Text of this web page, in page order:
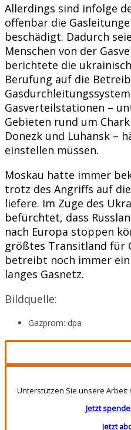
Allerdings sind infolge
offenbar die
beschädigt. Dadurch
Menschen von der
berichtete die
Berufung auf die
Gasverteilstationen –
Gebieten rund um
Donezk und Luhansk –
einstellen müssen.
Moskau hatte immer
trotz des Angriffs auf
liefere. Im Zuge des
befürchtet, dass
nach Europa stoppen
größtes Transitland für
betreibt noch immer
langes Gasnetz.
Bildquelle:
Gazprom: dpa
Unterstützen Sie unsere Arbeit
Jetzt
Jetzt